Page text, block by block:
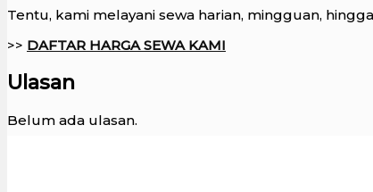
Tentu, kami melayani sewa harian, mingguan,
>> DAFTAR HARGA SEWA KAMI
Ulasan
Belum ada ulasan.